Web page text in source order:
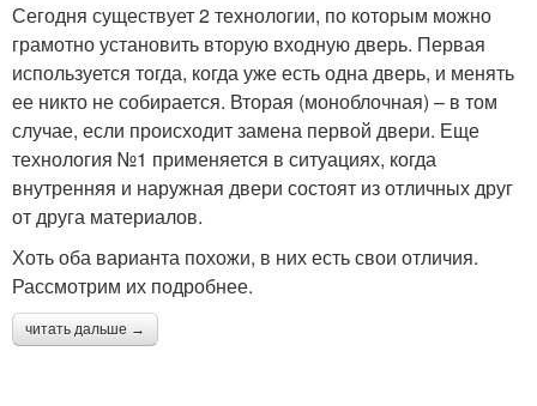
Сегодня существует 2 технологии, по которым можно
грамотно установить вторую входную дверь. Первая
используется тогда, когда уже есть одна дверь, и менять
ее никто не собирается. Вторая (моноблочная) – в том
случае, если происходит замена первой двери. Еще
технология №1 применяется в ситуациях, когда
внутренняя и наружная двери состоят из отличных друг
от друга материалов.
Хоть оба варианта похожи, в них есть свои отличия.
Рассмотрим их подробнее.
читать дальше →